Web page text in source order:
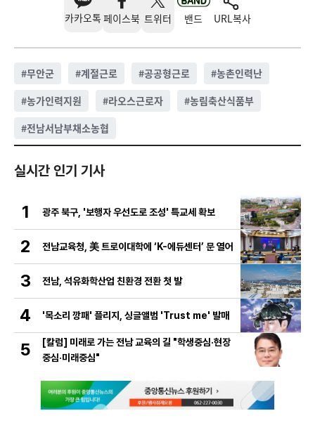
카카오톡 페이스북 트위터 밴드 URL복사
#무안군 #계절근로 #공공형근로 #농촌인력난
#농가인력지원 #라오스근로자 #농림축산식품부
#전남서남부채소농협
실시간 인기 기사
1 광주 북구, '보행자 우선도로 조성' 특교세 확보
2 전남교육청, 美 트로이대학에 ‘K-에듀센터’ 문 열어
3 전남, 석유화학산업 친환경 전환 첫 발
4 '목소리 깡패' 플리지, 싱글앨범 'Trust me' 발매
5
[칼럼] 미래로 가는 전남 교육의 길 "학생중심·현장
중심·미래중심"